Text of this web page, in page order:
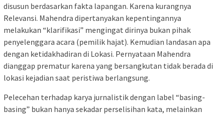
disusun berdasarkan fakta lapangan. Karena kurangnya
Relevansi. Mahendra dipertanyakan kepentingannya
melakukan “klarifikasi” mengingat dirinya bukan pihak
penyelenggara acara (pemilik hajat). Kemudian landasan apa
dengan ketidakhadiran di Lokasi. Pernyataan Mahendra
dianggap prematur karena yang bersangkutan tidak berada di
lokasi kejadian saat peristiwa berlangsung.
Pelecehan terhadap karya jurnalistik dengan label “basing-
basing” bukan hanya sekadar perselisihan kata, melainkan